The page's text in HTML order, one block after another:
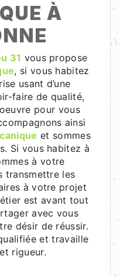
À
31 vous propose
, si vous habitez
usant d’une
faire de qualité,
pour vous
ainsi
et sommes
Si vous habitez à
à votre
transmettre les
à votre projet
est avant tout
avec vous
désir de réussir.
et travaille
rigueur.